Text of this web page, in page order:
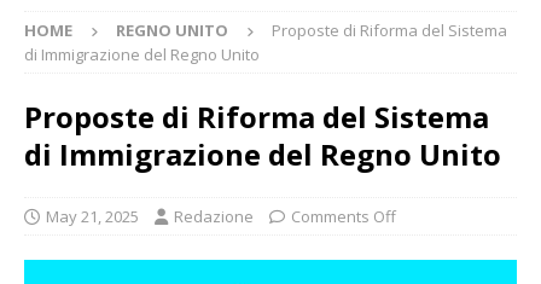
HOME REGNO UNITO
Proposte di Riforma del Sistema
di Immigrazione del Regno Unito
Proposte di Riforma del Sistema
di Immigrazione del Regno Unito
May 21, 2025 Redazione Comments Off